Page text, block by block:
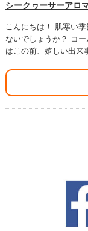
シークヮーサーアロ
こんにちは！ 肌寒い
ないでしょうか？ コ
はこの前、嬉しい出来